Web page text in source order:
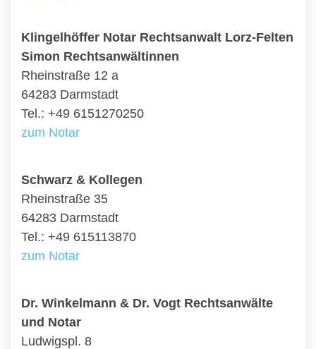
Klingelhöffer Notar Rechtsanwalt Lorz-Felten
Simon Rechtsanwältinnen
Rheinstraße 12 a
64283 Darmstadt
Tel.: +49 6151270250
zum Notar
Schwarz & Kollegen
Rheinstraße 35
64283 Darmstadt
Tel.: +49 615113870
zum Notar
Dr. Winkelmann & Dr. Vogt Rechtsanwälte
und Notar
Ludwigspl. 8